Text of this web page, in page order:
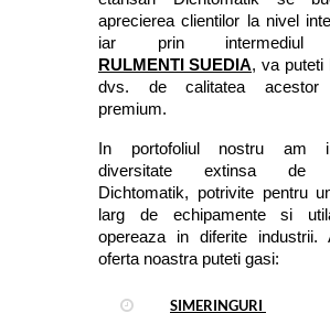
aprecierea clientilor la nivel
iar prin intermediul
RULMENTI SUEDIA, va puteti
dvs. de calitatea acestor
premium.
In portofoliul nostru am
diversitate extinsa de
Dichtomatik, potrivite pentru
larg de echipamente si
opereaza in diferite industrii.
oferta noastra puteti gasi:
SIMERINGURI